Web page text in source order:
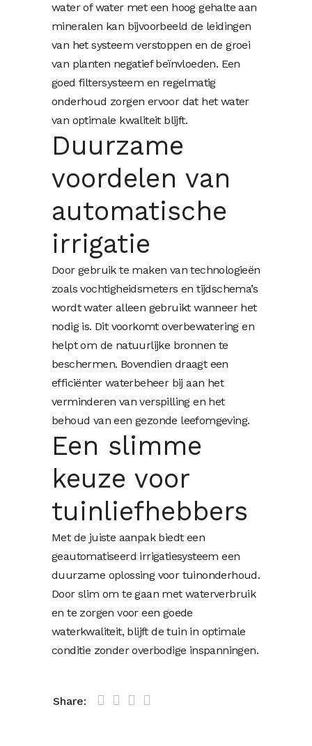
water of water met een hoog gehalte aan
mineralen kan bijvoorbeeld de leidingen
van het systeem verstoppen en de groei
van planten negatief beïnvloeden. Een
goed filtersysteem en regelmatig
onderhoud zorgen ervoor dat het water
van optimale kwaliteit blijft.
Duurzame
voordelen van
automatische
irrigatie
Door gebruik te maken van technologieën
zoals vochtigheidsmeters en tijdschema’s
wordt water alleen gebruikt wanneer het
nodig is. Dit voorkomt overbewatering en
helpt om de natuurlijke bronnen te
beschermen. Bovendien draagt een
efficiënter waterbeheer bij aan het
verminderen van verspilling en het
behoud van een gezonde leefomgeving.
Een slimme
keuze voor
tuinliefhebbers
Met de juiste aanpak biedt een
geautomatiseerd irrigatiesysteem een
duurzame oplossing voor tuinonderhoud.
Door slim om te gaan met waterverbruik
en te zorgen voor een goede
waterkwaliteit, blijft de tuin in optimale
conditie zonder overbodige inspanningen.
Share: